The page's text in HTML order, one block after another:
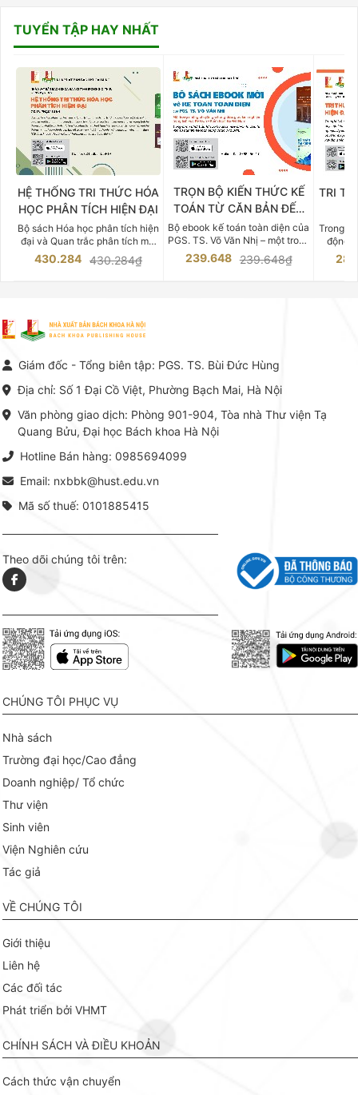
TUYỂN TẬP HAY NHẤT
HỆ THỐNG TRI THỨC HÓA
HỌC PHÂN TÍCH HIỆN ĐẠI
Bộ sách Hóa học phân tích hiện
đại và Quan trắc phân tích môi
trường của Cố Giáo sư, Tiến sĩ
Phạm Luận là một trong những
vực Hóa học phân tích tại Việt
Nam hiện nay. Bộ sách mang
đến một hệ thống tri thức hoàn
thuật thực hành -> Ứng dụng
khoa Hà Nội ấn hành cả hai
430.284 430.284₫
TRỌN BỘ KIẾN THỨC KẾ
TOÁN TỪ CĂN BẢN ĐẾN
CHUYÊN SÂU
Bộ ebook kế toán toàn diện của
PGS. TS. Võ Văn Nhị – một trong
những chuyên gia hàng đầu,
giàu kinh nghiệm trong lĩnh vực
239.648 239.648₫
TRI
Trong
động
việc
tế và
lý. Các
Giám đốc - Tổng biên tập: PGS. TS. Bùi Đức Hùng
Địa chỉ: Số 1 Đại Cồ Việt, Phường Bạch Mai, Hà Nội
Văn phòng giao dịch: Phòng 901-904, Tòa nhà Thư viện Tạ
Quang Bửu, Đại học Bách khoa Hà Nội
Hotline Bán hàng: 0985694099
Email: nxbbk@hust.edu.vn
Mã số thuế: 0101885415
Theo dõi chúng tôi trên:
CHÚNG TÔI PHỤC VỤ
Nhà sách
Trường đại học/Cao đẳng
Doanh nghiệp/ Tổ chức
Thư viện
Sinh viên
Viện Nghiên cứu
Tác giả
VỀ CHÚNG TÔI
Giới thiệu
Liên hệ
Các đối tác
Phát triển bởi VHMT
CHÍNH SÁCH VÀ ĐIỀU KHOẢN
Cách thức vận chuyển